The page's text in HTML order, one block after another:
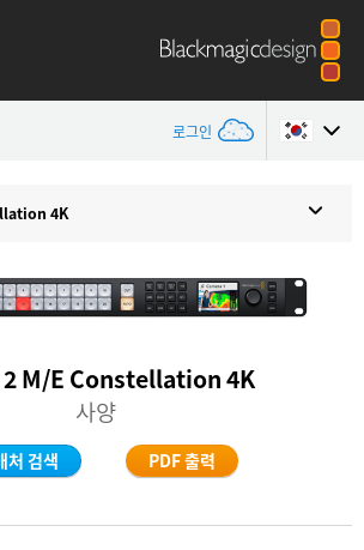
로그인
4K
2 M/E Constellation 4K
사양
처 검색 PDF 출력